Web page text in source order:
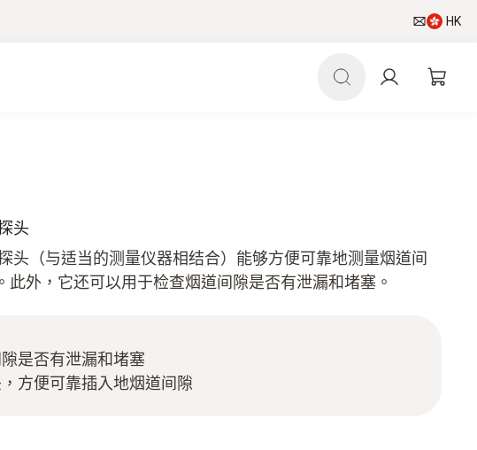
HK
头
头（与适当的测量仪器相结合）能够方便可靠地测量烟道间
此外，它还可以用于检查烟道间隙是否有泄漏和堵塞。
是否有泄漏和堵塞
方便可靠插入地烟道间隙